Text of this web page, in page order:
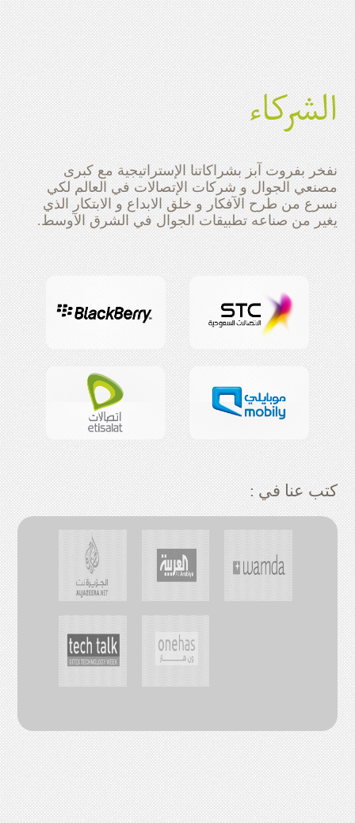
الشركاء
نفخر بفروت آبز بشراكاتنا الإستراتيجية‬ مع كبرى
مصنعي الجوال و شركات الإتصالات في العالم لكي
نسرع من طرح الآفكار و خلق الابداع و الابتكار الذي
يغير من صناعه تطبيقات الجوال في الشرق الآوسط.‪ ‬
: كتب عنا في